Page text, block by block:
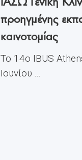
προηγμένης
καινοτομίας
Το 14ο IBUS
Ιουνίου ...